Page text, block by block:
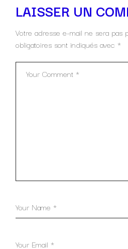
LAISSER UN
Votre adresse e-mail ne sera pas
obligatoires sont indiqués avec *